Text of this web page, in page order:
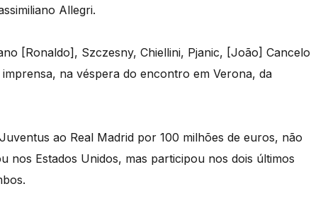
Allegri.
[Ronaldo], Szczesny, Chiellini, Pjanic, [João] Cancelo
na véspera do encontro em Verona, da
ao Real Madrid por 100 milhões de euros, não
nos Estados Unidos, mas participou nos dois últimos